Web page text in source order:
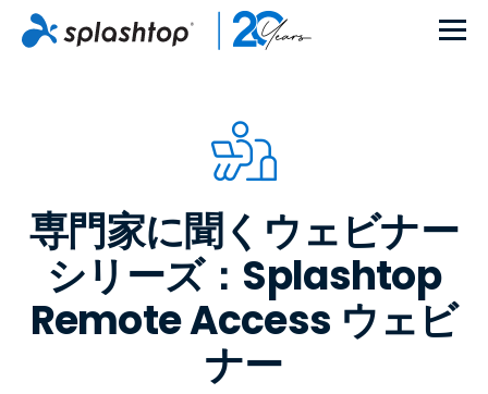
専門家に聞くウェビナー
シリーズ：Splashtop
Remote Access ウェビ
ナー